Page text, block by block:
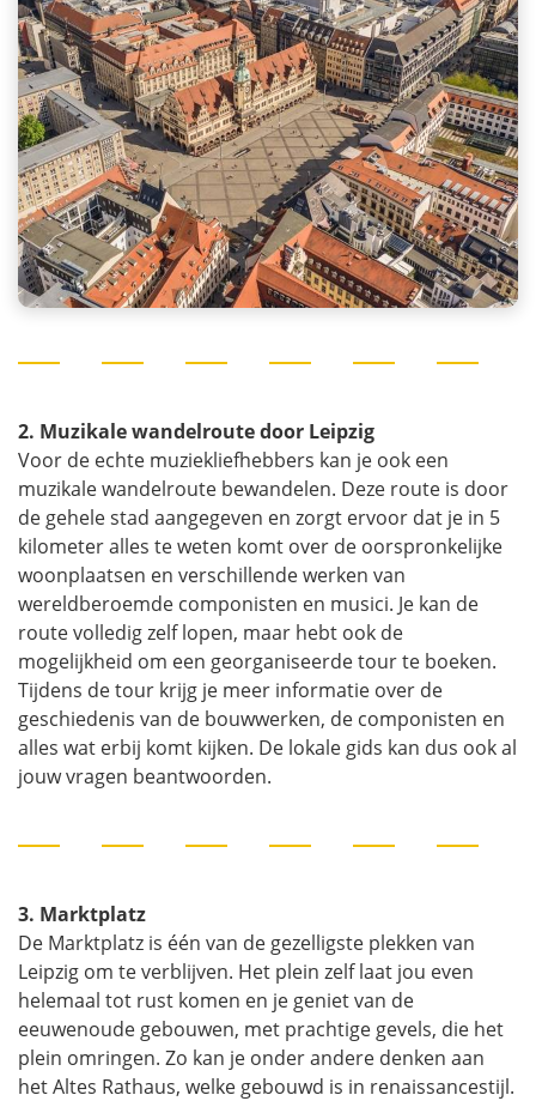
2. Muzikale wandelroute door Leipzig
Voor de echte muziekliefhebbers kan je ook een
muzikale wandelroute bewandelen. Deze route is door
de gehele stad aangegeven en zorgt ervoor dat je in 5
kilometer alles te weten komt over de oorspronkelijke
woonplaatsen en verschillende werken van
wereldberoemde componisten en musici. Je kan de
route volledig zelf lopen, maar hebt ook de
mogelijkheid om een georganiseerde tour te boeken.
Tijdens de tour krijg je meer informatie over de
geschiedenis van de bouwwerken, de componisten en
alles wat erbij komt kijken. De lokale gids kan dus ook al
jouw vragen beantwoorden.
3. Marktplatz
De Marktplatz is één van de gezelligste plekken van
Leipzig om te verblijven. Het plein zelf laat jou even
helemaal tot rust komen en je geniet van de
eeuwenoude gebouwen, met prachtige gevels, die het
plein omringen. Zo kan je onder andere denken aan
het Altes Rathaus, welke gebouwd is in renaissancestijl.